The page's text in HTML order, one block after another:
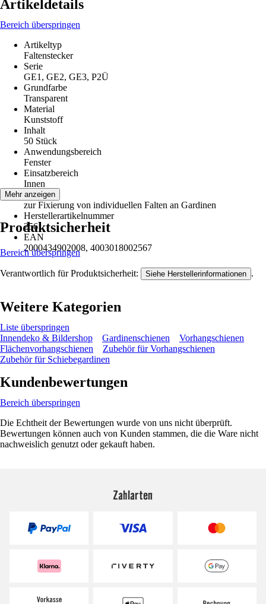
Artikeldetails
Bereich überspringen
Artikeltyp
Faltenstecker
Serie
GE1, GE2, GE3, P2Ü
Grundfarbe
Transparent
Material
Kunststoff
Inhalt
50 Stück
Anwendungsbereich
Fenster
Einsatzbereich
Innen
Hinweis
zur Fixierung von individuellen Falten an Gardinen
Herstellerartikelnummer
256
EAN
2000434902008, 4003018002567
Mehr anzeigen
Produktsicherheit
Bereich überspringen
Verantwortlich für Produktsicherheit: Siehe Herstellerinformationen .
Weitere Kategorien
Liste überspringen
Innendeko & Bildershop
Gardinenschienen
Vorhangschienen
Flächenvorhangschienen
Zubehör für Vorhangschienen
Zubehör für Schiebegardinen
Kundenbewertungen
Bereich überspringen
Die Echtheit der Bewertungen wurde von uns nicht überprüft.
Bewertungen können auch von Kunden stammen, die die Ware nicht
nachweislich genutzt oder gekauft haben.
Zahlarten